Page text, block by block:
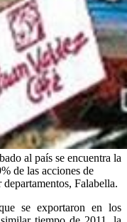
al país se encuentra la
de las acciones de
Falabella.
se exportaron en los